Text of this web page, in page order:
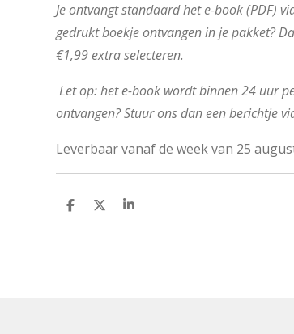
Je ontvangt standaard het e-book (PDF)
gedrukt boekje ontvangen in je pakket?
€1,99 extra selecteren.
Let op: het e-book wordt binnen 24 uur
ontvangen? Stuur ons dan een berichtje
Leverbaar vanaf de week van 25
D
D
S